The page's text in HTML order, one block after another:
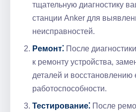
тщательную диагностику
станции Anker для
неисправностей.​
Ремонт⁚ После
к ремонту устройства‚
деталей и восстановлению
работоспособности.
Тестирование⁚ После